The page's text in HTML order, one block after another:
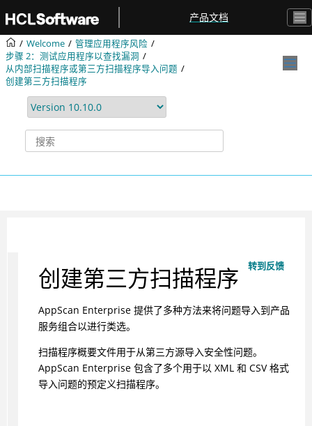
产品文档
Welcome
管理应用程序风险
步骤 2：测试应用程序以查找漏洞
从内部扫描程序或第三方扫描程序导入问题
创建第三方扫描程序
转到反馈
创建第三方扫描程序
AppScan Enterprise 提供了多种方法来将问题导入到产品
服务组合以进行类选。
扫描程序概要文件用于从第三方源导入安全性问题。
AppScan Enterprise 包含了多个用于以 XML 和 CSV 格式
导入问题的预定义扫描程序。